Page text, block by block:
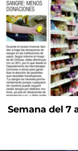
Semana del 7